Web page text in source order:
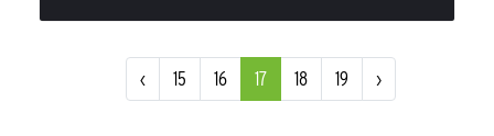
‹ 15 16 17 18 19 ›